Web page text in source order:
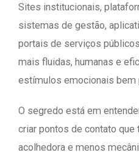
Sites institucionais,
sistemas de gestão,
portais de serviços
mais fluidas, humanas e
estímulos emocionais bem
O segredo está em
criar pontos de contato que
acolhedora e menos